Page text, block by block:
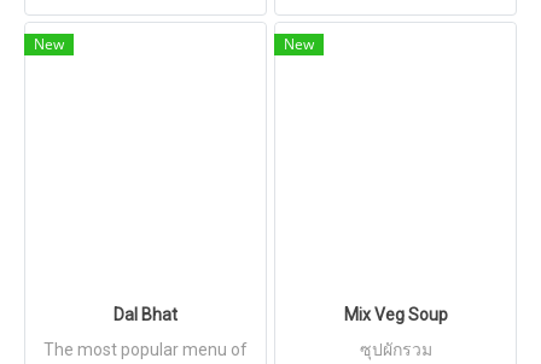
New
Dal Bhat
The most popular menu of
New
Mix Veg Soup
ซุปผักรวม